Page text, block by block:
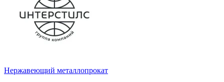
Нержавеющий металлопрокат